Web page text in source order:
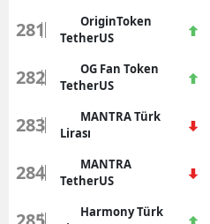
281
OriginToken
TetherUS
282
OG Fan Token
TetherUS
283
MANTRA Türk
Lirası
284
MANTRA
TetherUS
Harmony Türk